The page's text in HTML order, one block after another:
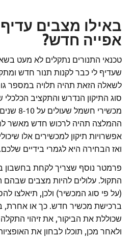
באילו מצבים
אפייה חדש?
טכנאי התנורים נתקלים לא מעט
שעדיף לי כבר לקנות תנור חדש
לשאלה הזאת תהיה תלויה במספר
סוג התיקון הנדרש והתקציב
מכשירי
ההמלצה תהיה לרכוש חדש מאשר
אפשרויות תיקון למכשירים אלו
ואז הבחירה היא לגמרי בידיים שלכם.
פרמטר נוסף שצריך לקחת בחשבון
התקול. עלולים להיות מצבים שבהם
(על פי סוג המכשיר) ולכן, תיאלצו
ברכישת מכשיר חדש. כך או אחרת,
שכוללת את הביקור, את זיהוי
ולאחר מכן, תוכלו לבחון את